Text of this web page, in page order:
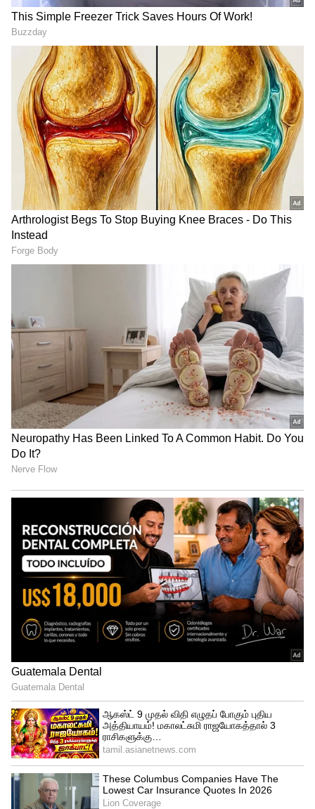
இந்த நிலையில் தேமுதிக தலைவர்
விஜயகாந்த் சென்னையில் உள்ள தனியார்
அனுமதிக்கப்பட்டுள்ளார். விஜயகாந்த்
சென்னையில் உள்ள மியாட்
மருத்துவமனையில்
அனுமதிக்கப்பட்டுள்ளார். தேமுதிக தரப்பில்
வெளியிட்டுள்ள அறிக்கையில், வழக்கமான
மருத்துவ பரிசோதனைக்காகவே
அனுமதிக்கப்பட்டுள்ளதாகவும், ஓரிரு
நாட்கள் ஓய்வு எடுக்கப்போகிறார்.
வதந்திகளை யாரும் நம்ப வேண்டாம்
குடும்பத்தோடு ஜாலி ரைடு போக
சூப்பரான எலக்ட்ரிக் ஸ்கூட்டர் இதுதான்..
இவ்வளவு கம்மி விலையா..
சிறப்பு மானியம்! | அண்ணல்
அம்பேத்கர் வேளாண் உதவித்
திட்டம் 2026
TNPL 2026: அதிஷ் - ரிதிக்
அதிரடியில் நெல்லை ராயல்
கிங்ஸ் வெற்றி...